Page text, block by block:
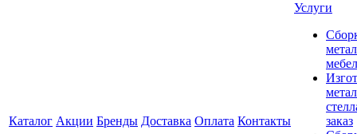
Каталог Акции Бренды Доставка Оплата Контакты
Услуги
заказ